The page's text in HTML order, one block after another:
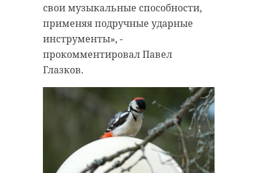
свои музыкальные способности,
применяя подручные ударные
инструменты», -
прокомментировал Павел
Глазков.